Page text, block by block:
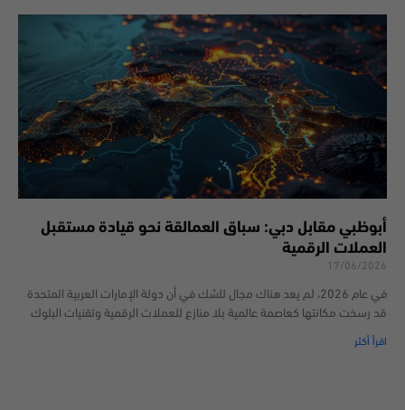
أبوظبي مقابل دبي: سباق العمالقة نحو قيادة مستقبل
العملات الرقمية
17/06/2026
في عام 2026، لم يعد هناك مجال للشك في أن دولة الإمارات العربية المتحدة
قد رسخت مكانتها كعاصمة عالمية بلا منازع للعملات الرقمية وتقنيات البلوك
اقرأ أكثر